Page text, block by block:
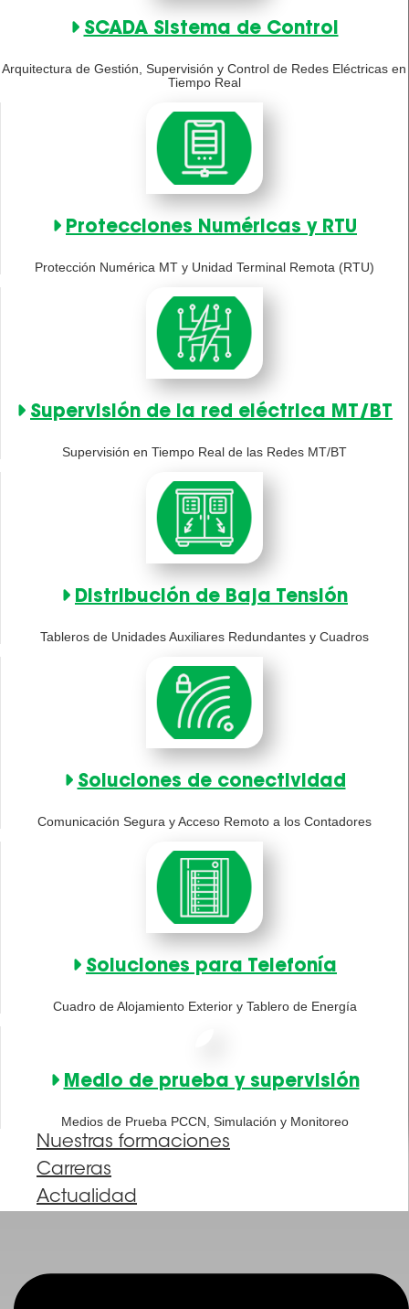
SCADA Sistema de Control
Arquitectura de Gestión, Supervisión y Control de Redes Eléctricas en
Tiempo Real
Protecciones Numéricas y RTU
Protección Numérica MT y Unidad Terminal Remota (RTU)
Supervisión de la red eléctrica MT/BT
Supervisión en Tiempo Real de las Redes MT/BT
Distribución de Baja Tensión
Tableros de Unidades Auxiliares Redundantes y Cuadros
Soluciones de conectividad
Comunicación Segura y Acceso Remoto a los Contadores
Soluciones para Telefonía
Cuadro de Alojamiento Exterior y Tablero de Energía
Medio de prueba y supervisión
Medios de Prueba PCCN, Simulación y Monitoreo
Nuestras formaciones
Carreras
Actualidad